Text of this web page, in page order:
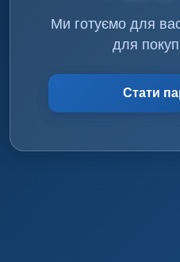
Ми готуємо для
для
Стати